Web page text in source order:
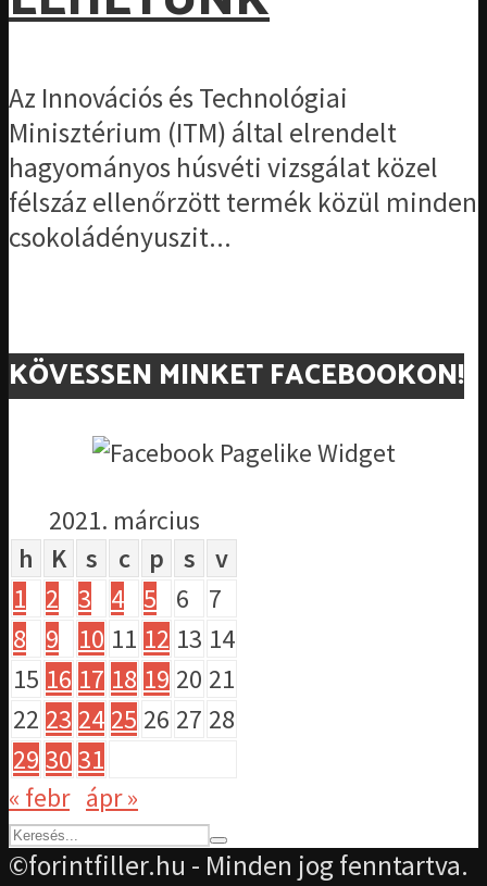
Az Innovációs és Technológiai
Minisztérium (ITM) által elrendelt
hagyományos húsvéti vizsgálat közel
félszáz ellenőrzött termék közül minden
csokoládényuszit...
KÖVESSEN MINKET FACEBOOKON!
2021. március
h
K s c p s
v
1
2 3 4 5 6
7
8
9 10 11 12 13 14
15 16 17 18 19 20 21
22 23 24 25 26 27 28
29 30 31
« febr ápr »
©forintfiller.hu - Minden jog fenntartva.